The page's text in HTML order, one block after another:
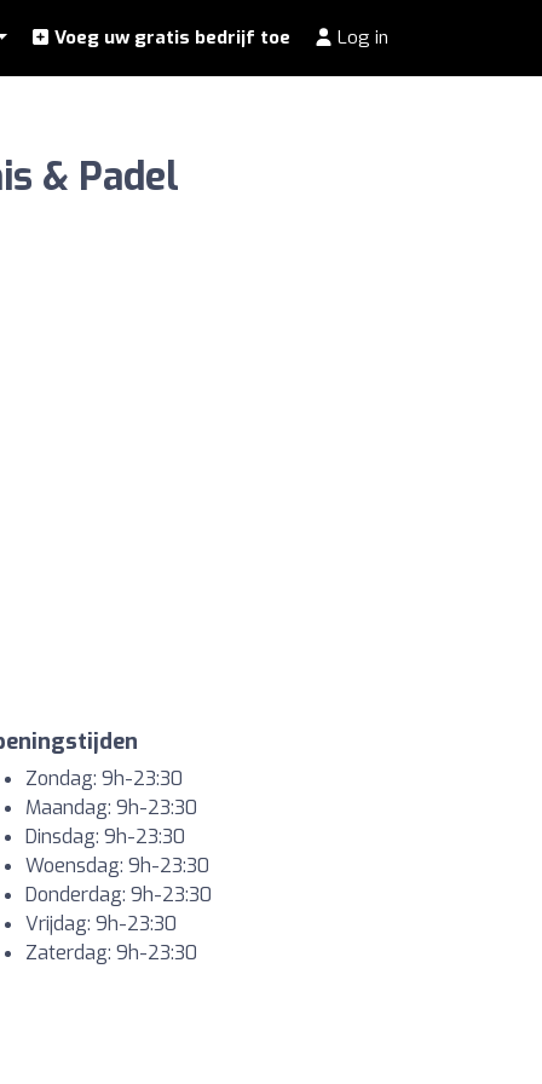
Voeg uw gratis bedrijf toe Log in
& Padel
Zondag: 9h-23:30
Maandag: 9h-23:30
Dinsdag: 9h-23:30
Woensdag: 9h-23:30
Donderdag: 9h-23:30
Vrijdag: 9h-23:30
Zaterdag: 9h-23:30